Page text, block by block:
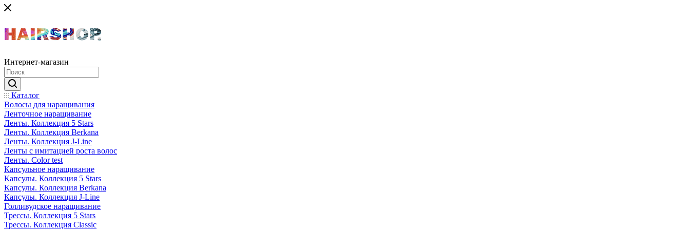
Интернет-магазин
Каталог
Волосы для наращивания
Ленточное наращивание
Ленты. Коллекция 5 Stars
Ленты. Коллекция Berkana
Ленты. Коллекция J-Line
Ленты с имитацией роста волос
Ленты. Color test
Капсульное наращивание
Капсулы. Коллекция 5 Stars
Капсулы. Коллекция Berkana
Капсулы. Коллекция J-Line
Голливудское наращивание
Трессы. Коллекция 5 Stars
Трессы. Коллекция Classic